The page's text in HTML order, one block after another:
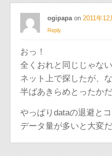
ogipapaon 2011年12
Reply
おっ！
全くおれと同じじゃな
ネット上で探したが、
半ばあきらめとったか
やっぱりdataの退避と
データ量が多いと大変